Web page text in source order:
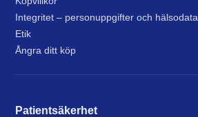
Integritet – personuppgifter och hälsodata
Etik
Ångra ditt köp
Patientsäkerhet